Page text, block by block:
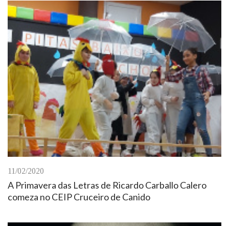
11/02/2020
A Primavera das Letras de Ricardo Carballo Calero
comeza no CEIP Cruceiro de Canido